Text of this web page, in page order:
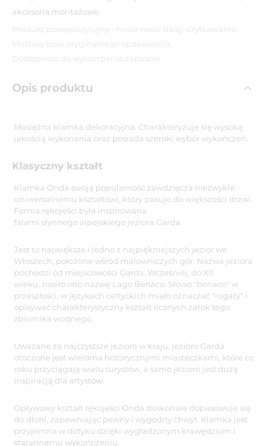
akcesoria montażowe.
Produkt poekspozycyjny - może nosić ślady użytkowania.
Możliwy brak oryginalnego opakowania.
Dostępność do wyczerpania zapasów.
Opis produktu
Mosiężna klamka dekoracyjna. Charakteryzuje się wysoką
jakością wykonania oraz posiada szeroki wybór wykończeń.
Klasyczny kształt
Klamka Onda swoją popularność zawdzięcza niezwykle
uniwersalnemu kształtowi, który pasuje do większości drzwi.
Forma rękojeści była inspirowana
falami słynnego alpejskiego jeziora Garda.
Jest to największe i jedno z najpiękniejszych jezior we
Włoszech, położone wśród malowniczych gór. Nazwa jeziora
pochodzi od miejscowości Garda. Wcześniej, do XII
wieku, nosiło ono nazwę Lago Benàco. Słowo "benaco" w
przeszłości, w językach celtyckich miało oznaczać "rogaty" i
opisywać charakterystyczny kształt licznych zatok tego
zbiornika wodnego.
Uważane za najczystsze jezioro w kraju, jezioro Garda
otoczone jest wieloma historycznymi miasteczkami, które co
roku przyciągają wielu turystów, a samo jezioro jest dużą
inspiracją dla artystów.
Opływowy kształt rękojeści Onda doskonale dopasowuje się
do dłoni, zapewniając pewny i wygodny chwyt. Klamka jest
przyjemna w dotyku dzięki wygładzonym krawędziom i
starannemu wykończeniu.